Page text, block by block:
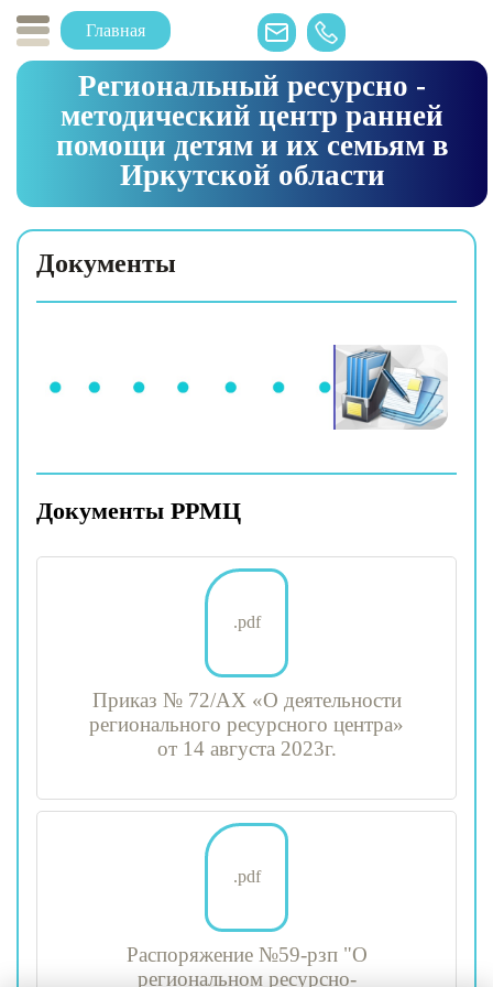
Главная
Региональный ресурсно -
методический центр ранней
помощи детям и их семьям в
Иркутской области
Документы
Документы РРМЦ
.pdf
Приказ № 72/АХ «О деятельности
регионального ресурсного центра»
от 14 августа 2023г.
.pdf
Распоряжение №59-рзп "О
региональном ресурсно-